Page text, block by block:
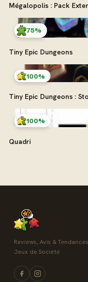
Mégalopolis : Pack
75%
Tiny Epic Dungeons
100%
Tiny Epic Dungeons :
100%
Quadri
Reviews, Avis & Tendances
Jeux de Société